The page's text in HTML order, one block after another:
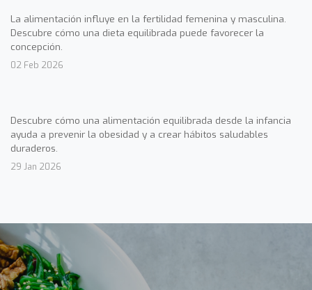
La alimentación influye en la fertilidad femenina y masculina.
Descubre cómo una dieta equilibrada puede favorecer la
concepción.
02 Feb 2026
Descubre cómo una alimentación equilibrada desde la infancia
ayuda a prevenir la obesidad y a crear hábitos saludables
duraderos.
29 Jan 2026